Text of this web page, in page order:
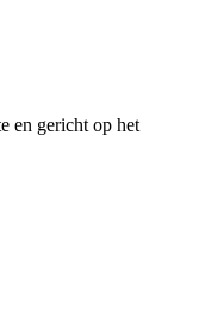
en gericht op het